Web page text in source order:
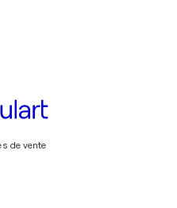
de vente